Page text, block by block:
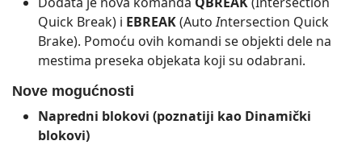
Quick Break) i EBREAK(AutoIntersection Quick
Brake). Pomoću ovih komandi se objekti dele na
mestima preseka objekata koji su odabrani.
Nove mogućnosti
Napredni blokovi (poznatiji kao Dinamički
blokovi)